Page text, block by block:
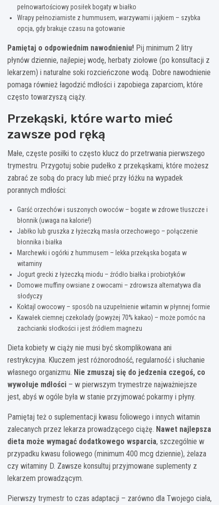
pełnowartościowy posiłek bogaty w białko
Wrapy pełnoziarniste z hummusem, warzywami i jajkiem – szybka
opcja, gdy brakuje czasu na gotowanie
Pamiętaj o odpowiednim nawodnieniu! Pij minimum 2 litry
płynów dziennie, najlepiej wodę, herbaty ziołowe (po konsultacji z
lekarzem) i naturalne soki rozcieńczone wodą. Dobre nawodnienie
pomaga również łagodzić mdłości i zapobiega zaparciom, które
często towarzyszą ciąży.
Przekąski, które warto mieć
zawsze pod ręką
Małe, częste posiłki to często klucz do przetrwania pierwszego
trymestru. Przygotuj sobie pudełko z przekąskami, które możesz
zabrać ze sobą do pracy lub mieć przy łóżku na wypadek
porannych mdłości:
Garść orzechów i suszonych owoców – bogate w zdrowe tłuszcze i
błonnik (uwaga na kalorie!)
Jabłko lub gruszka z łyżeczką masła orzechowego – połączenie
błonnika i białka
Marchewki i ogórki z hummusem – lekka przekąska bogata w
witaminy
Jogurt grecki z łyżeczką miodu – źródło białka i probiotyków
Domowe muffiny owsiane z owocami – zdrowsza alternatywa dla
słodyczy
Koktajl owocowy – sposób na uzupełnienie witamin w płynnej formie
Kawałek ciemnej czekolady (powyżej 70% kakao) – może pomóc na
zachcianki słodkości i jest źródłem magnezu
Dieta kobiety w ciąży nie musi być skomplikowana ani
restrykcyjna. Kluczem jest różnorodność, regularność i słuchanie
własnego organizmu. Nie zmuszaj się do jedzenia czegoś, co
wywołuje mdłości – w pierwszym trymestrze najważniejsze
jest, abyś w ogóle była w stanie przyjmować pokarmy i płyny.
Pamiętaj też o suplementacji kwasu foliowego i innych witamin
zalecanych przez lekarza prowadzącego ciążę. Nawet najlepsza
dieta może wymagać dodatkowego wsparcia, szczególnie w
przypadku kwasu foliowego (minimum 400 mcg dziennie), żelaza
czy witaminy D. Zawsze konsultuj przyjmowane suplementy z
lekarzem prowadzącym.
Pierwszy trymestr to czas adaptacji – zarówno dla Twojego ciała,